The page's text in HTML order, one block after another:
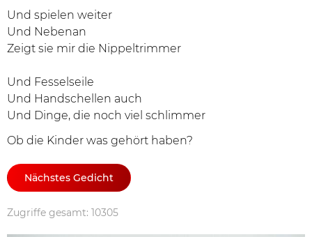
Und spielen weiter
Und Nebenan
Zeigt sie mir die Nippeltrimmer
Und Fesselseile
Und Handschellen auch
Und Dinge, die noch viel schlimmer
Ob die Kinder was gehört haben?
Nächstes Gedicht
Zugriffe gesamt: 10305